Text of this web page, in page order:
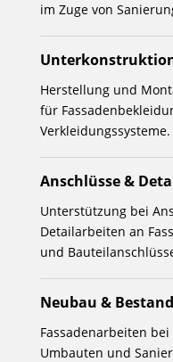
im Zuge von
Herstellung und
für
Verkleidungssysteme.
Anschlüsse &
Unterstützung bei
Detailarbeiten an
und
Neubau & Bestand
Fassadenarbeiten
Umbauten und